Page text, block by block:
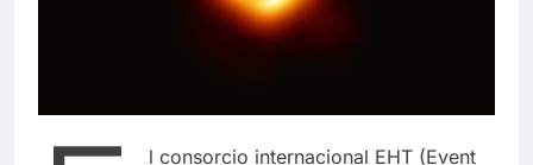
l consorcio internacional EHT (Event